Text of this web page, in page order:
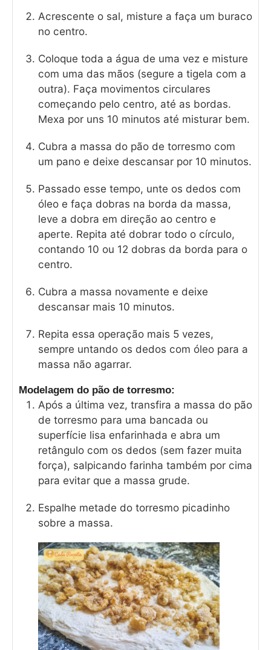
Acrescente o sal, misture a faça um buraco
no centro.
Coloque toda a água de uma vez e misture
com uma das mãos (segure a tigela com a
outra). Faça movimentos circulares
começando pelo centro, até as bordas.
Mexa por uns 10 minutos até misturar bem.
Cubra a massa do pão de torresmo com
um pano e deixe descansar por 10 minutos.
Passado esse tempo, unte os dedos com
óleo e faça dobras na borda da massa,
leve a dobra em direção ao centro e
aperte. Repita até dobrar todo o círculo,
contando 10 ou 12 dobras da borda para o
centro.
Cubra a massa novamente e deixe
descansar mais 10 minutos.
Repita essa operação mais 5 vezes,
sempre untando os dedos com óleo para a
massa não agarrar.
Modelagem do pão de torresmo:
Após a última vez, transfira a massa do pão
de torresmo para uma bancada ou
superfície lisa enfarinhada e abra um
retângulo com os dedos (sem fazer muita
força), salpicando farinha também por cima
para evitar que a massa grude.
Espalhe metade do torresmo picadinho
sobre a massa.